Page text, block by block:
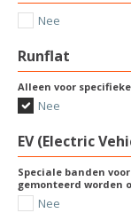
Nee
Runflat
Alleen voor
Nee
EV (Electric
Speciale banden
gemonteerd worden
Nee